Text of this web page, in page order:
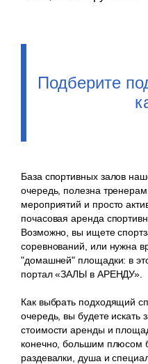
Подберите
База спортивных залов
очередь, полезна
мероприятий и просто
почасовая аренда
Возможно, вы ищете
соревнований, или нужна
"домашней" площадки: в
портал «ЗАЛЫ в АРЕНДУ».
Как выбрать подходящий
очередь, вы будете искать
стоимости аренды и
конечно, большим плюсом
раздевалки, душа и